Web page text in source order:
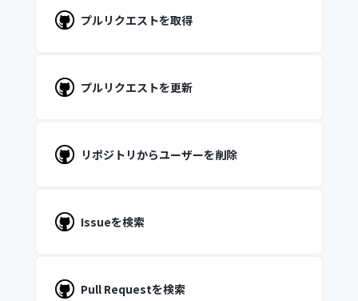
プルリクエストを取得
プルリクエストを更新
リポジトリからユーザーを削除
Issueを検索
Pull Requestを検索